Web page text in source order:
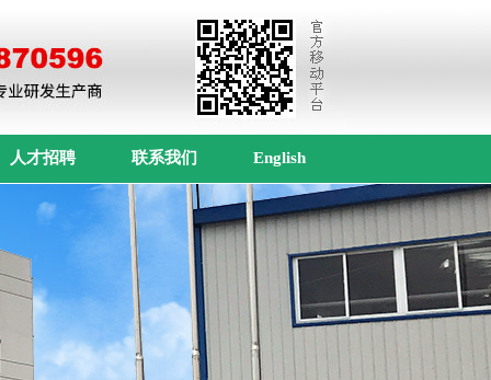
人才招聘 联系我们 English